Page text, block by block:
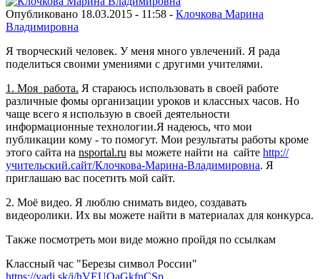
Опубликовано 18.03.2015 - 11:58 - Клочкова Марина
Владимировна
Я творческий человек. У меня много увлечений. Я рада
поделиться своими умениями с другими учителями.
1. Моя работа. Я стараюсь использовать в своей работе
различные фомы организации уроков и классных часов. Но
чаще всего я использую в своей деятельности
информационные технологии.Я надеюсь, что мои
публикации кому - то помогут. Мои результаты работы кроме
этого сайта на nsportal.ru вы можете найти на сайте http://
учительский.сайт/Клочкова-Марина-Владимировна. Я
приглашаю вас посетить мой сайт.
2. Моё видео. Я люблю снимать видео, создавать
видеоролики. Их вы можете найти в материалах для конкурса.
Также посмотреть мои виде можно пройдя по ссылкам
Классный час "Березы символ России"
https://yadi.sk/i/hVEUQaGkfnCSp